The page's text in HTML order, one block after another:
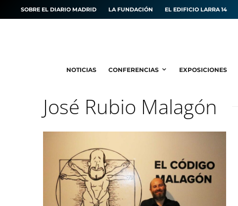
SOBRE EL DIARIO MADRID LA FUNDACIÓN EL EDIFICIO LARRA 14
NOTICIAS CONFERENCIAS EXPOSICIONES
José Rubio Malagón